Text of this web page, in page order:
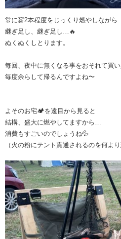
常に薪2本程度をじっくり燃やしながら
継ぎ足し、継ぎ足し…🔥
ぬくぬくしとります。
毎回、夜中に無くなる事をおそれて買
毎度余らして帰るんですよね〜
よそのお宅🏕️を遠目から見ると
結構、盛大に燃やしてますから…
消費もすごいのでしょうね💦
（火の粉にテント貫通されるのを何よ